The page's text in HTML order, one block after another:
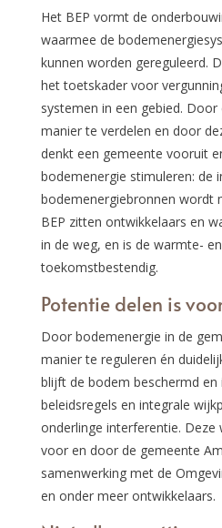
Het BEP vormt de
waarmee de
kunnen worden gereguleerd.
het toetskader voor
systemen in een gebied.
manier te verdelen en door
denkt een gemeente vooruit
bodemenergie stimuleren: de
bodemenergiebronnen wordt
BEP zitten ontwikkelaars en
in de weg, en is de warmte-
toekomstbestendig.
Potentie delen is
Door bodemenergie in de
manier te reguleren én
blijft de bodem beschermd en
beleidsregels en integrale
onderlinge interferentie. Deze
voor en door de gemeente
samenwerking met de
en onder meer ontwikkelaars.